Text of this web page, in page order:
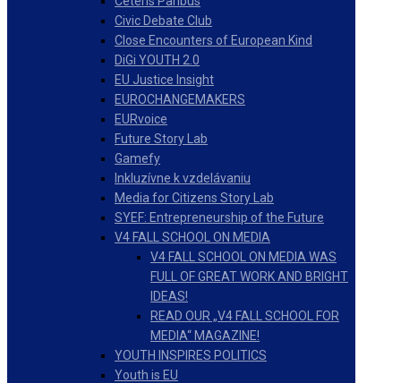
Civic Debate Club
Close Encounters of European Kind
DiGi YOUTH 2.0
EU Justice Insight
EUROCHANGEMAKERS
EURvoice
Future Story Lab
Gamefy
Inkluzívne k vzdelávaniu
Media for Citizens Story Lab
SYEF: Entrepreneurship of the Future
V4 FALL SCHOOL ON MEDIA
V4 FALL SCHOOL ON MEDIA WAS
FULL OF GREAT WORK AND BRIGHT
IDEAS!
READ OUR „V4 FALL SCHOOL FOR
MEDIA“ MAGAZINE!
YOUTH INSPIRES POLITICS
Youth is EU